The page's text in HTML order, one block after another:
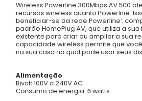
Wireless Powerline 300Mbps AV 500
recursos wireless quanto Powerline.
beneficiar-se da rede Powerline¹.
padrão HomePlug AV, que utiliza a
existente para criar ou ampliar a sua
capacidade wireless permite que
na sua casa na qual pode usar seus
Alimentação
Bivolt 100V a 240V AC
Consumo de energia: 6 watts